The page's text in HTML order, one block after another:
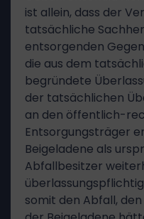
ist allein, dass der
tatsächliche
entsorgenden
die aus dem
begründete
der tatsächlichen
an den öffentlich-
Entsorgungsträger
Beigeladene als
Abfallbesitzer
somit den Abfall,